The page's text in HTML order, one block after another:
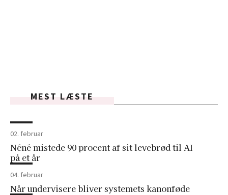
MEST LÆSTE
02. februar
Néné mistede 90 procent af sit levebrød til AI
på et år
04. februar
Når undervisere bliver systemets kanonføde